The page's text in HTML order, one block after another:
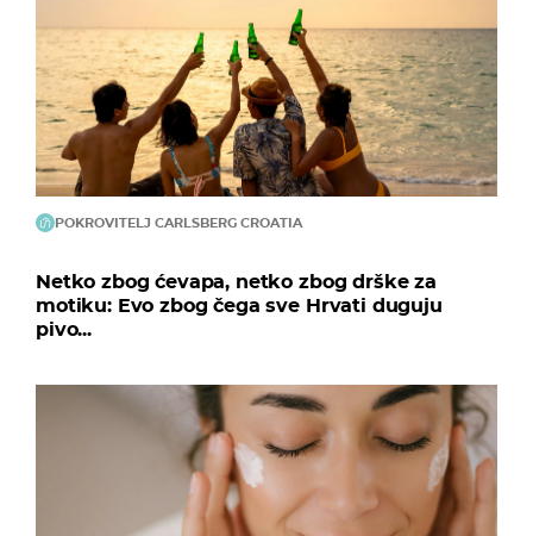
POKROVITELJ CARLSBERG CROATIA
Netko zbog ćevapa, netko zbog drške za
motiku: Evo zbog čega sve Hrvati duguju
pivo...